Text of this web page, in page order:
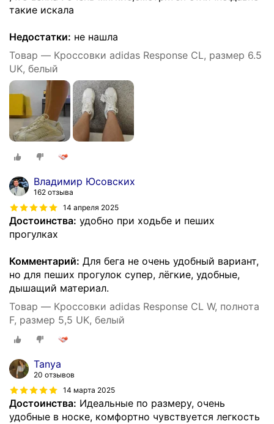
такие искала
Недостатки: не нашла
Товар — Кроссовки adidas Response CL, размер 6.5
UK, белый
Владимир Юсовских
162 отзыва
14 апреля 2025
Достоинства: удобно при ходьбе и пеших
прогулках
Комментарий: Для бега не очень удобный вариант,
но для пеших прогулок супер, лёгкие, удобные,
дышащий материал.
Товар — Кроссовки adidas Response CL W, полнота
F, размер 5,5 UK, белый
Tanya
20 отзывов
14 марта 2025
Достоинства: Идеальные по размеру, очень
удобные в носке, комфортно чувствуется легкость